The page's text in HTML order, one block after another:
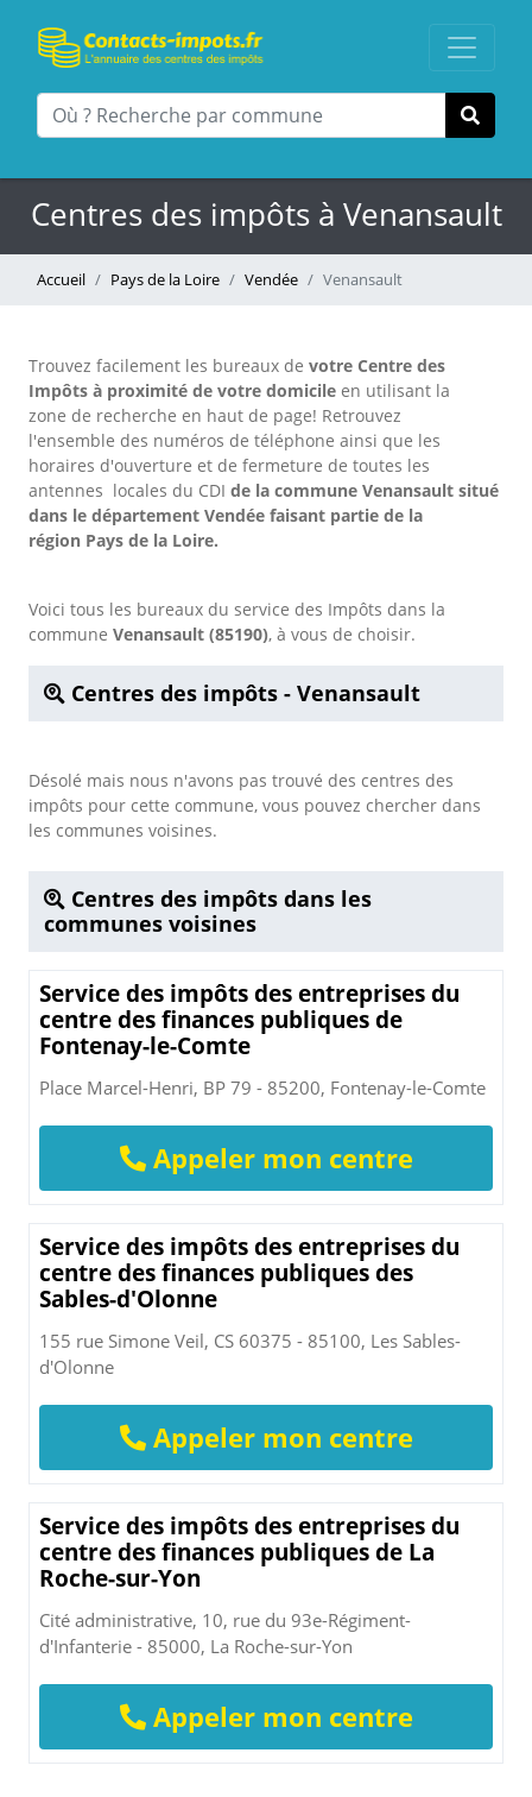
Centres des impôts à Venansault
Accueil Pays de la Loire Vendée Venansault
Trouvez facilement les bureaux de votre Centre des
Impôts à proximité de votre domicile en utilisant la
zone de recherche en haut de page! Retrouvez
l'ensemble des numéros de téléphone ainsi que les
horaires d'ouverture et de fermeture de toutes les
antennes locales du CDI de la commune Venansault situé
dans le département Vendée faisant partie de la
région Pays de la Loire.
Voici tous les bureaux du service des Impôts dans la
commune Venansault (85190), à vous de choisir.
Centres des impôts - Venansault
Désolé mais nous n'avons pas trouvé des centres des
impôts pour cette commune, vous pouvez chercher dans
les communes voisines.
Centres des impôts dans les
communes voisines
Service des impôts des entreprises du
centre des finances publiques de
Fontenay-le-Comte
Place Marcel-Henri, BP 79 - 85200, Fontenay-le-Comte
Appeler mon centre
Service des impôts des entreprises du
centre des finances publiques des
Sables-d'Olonne
155 rue Simone Veil, CS 60375 - 85100, Les Sables-
d'Olonne
Appeler mon centre
Service des impôts des entreprises du
centre des finances publiques de La
Roche-sur-Yon
Cité administrative, 10, rue du 93e-Régiment-
d'Infanterie - 85000, La Roche-sur-Yon
Appeler mon centre